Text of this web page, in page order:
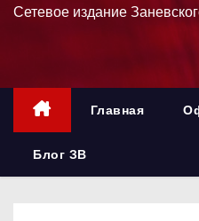
р
Сетевое издание
Главная
Блог ЗВ